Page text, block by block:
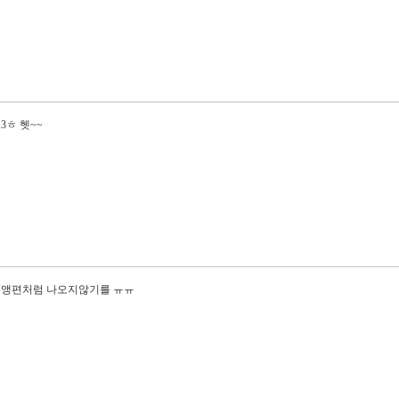
ㅎ 헷~~
편처럼 나오지않기를 ㅠㅠ